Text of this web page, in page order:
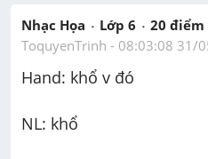
Nhạc Họa Lớp 6 20 điểm
ToquyenTrinh - 08:03:08 31/
Hand: khổ v đó
NL: khổ